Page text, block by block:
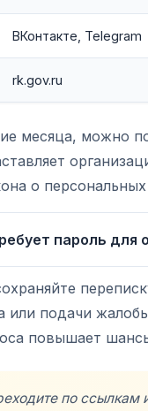
ВКонтакте, Telegram
rk.gov.ru
месяца, можно
о
пароль для
или подачи
повышает
по ссылкам